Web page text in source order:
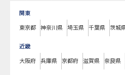
関東
東京都 神奈川県 埼玉県 千葉県 茨城
近畿
大阪府 兵庫県 京都府 滋賀県 奈良県